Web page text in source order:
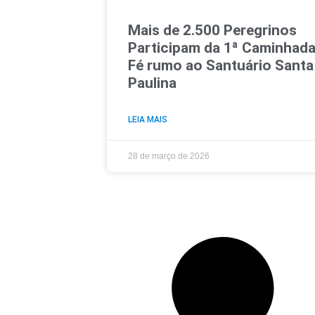
Mais de 2.500 Peregrinos
Participam da 1ª
Fé rumo ao Santuário Santa
Paulina
LEIA MAIS
28 de março de 2026